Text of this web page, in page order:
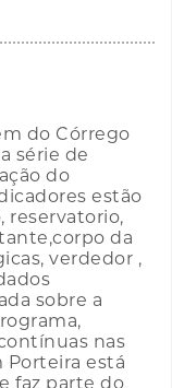
do Córrego
série de
do
estão
reservatorio,
da
verdedor ,
sobre a
nas
Porteira está
faz parte do